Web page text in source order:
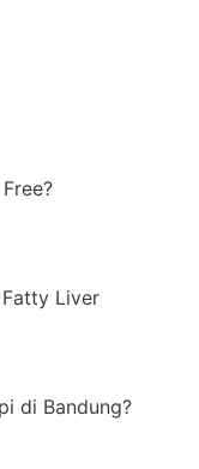
Liver
di Bandung?